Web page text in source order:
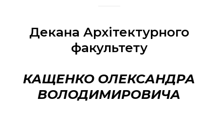
Декана Архітектурного
факультету
КАЩЕНКО ОЛЕКСАНДРА
ВОЛОДИМИРОВИЧА